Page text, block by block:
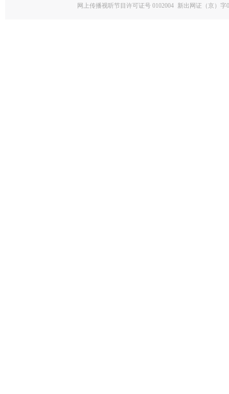
网上传播视听节目许可证号 0102004 新出网证（京）